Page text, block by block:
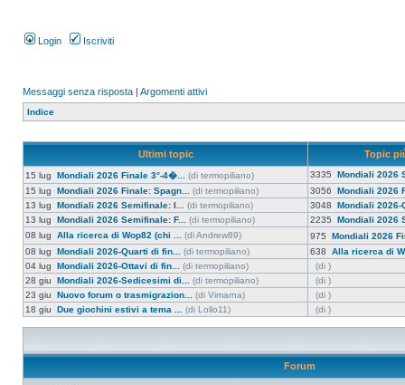
Login Iscriviti
Messaggi senza risposta | Argomenti attivi
Indice
Ultimi topic Topic
15 lug Mondiali 2026 Finale 3°-4�... (di termopiliano) 3335 Mondiali 2026
15 lug Mondiali 2026 Finale: Spagn... (di termopiliano) 3056 Mondiali 2026
13 lug Mondiali 2026 Semifinale: I... (di termopiliano) 3048 Mondiali 2026-
13 lug Mondiali 2026 Semifinale: F... (di termopiliano) 2235 Mondiali 2026
08 lug Alla ricerca di Wop82 (chi ... (di Andrew89) 975 Mondiali 2026
08 lug Mondiali 2026-Quarti di fin... (di termopiliano) 638 Alla ricerca di
04 lug Mondiali 2026-Ottavi di fin... (di termopiliano)
(di )
28 giu Mondiali 2026-Sedicesimi di... (di termopiliano)
(di )
23 giu Nuovo forum o trasmigrazion... (di Vimarna)
(di )
18 giu Due giochini estivi a tema ... (di Lollo11) (di )
Forum